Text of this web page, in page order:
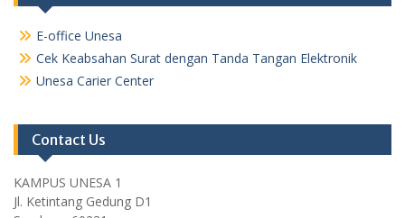
E-office Unesa
Cek Keabsahan Surat dengan Tanda Tangan Elektronik
Unesa Carier Center
Contact Us
KAMPUS UNESA 1
Jl. Ketintang Gedung D1